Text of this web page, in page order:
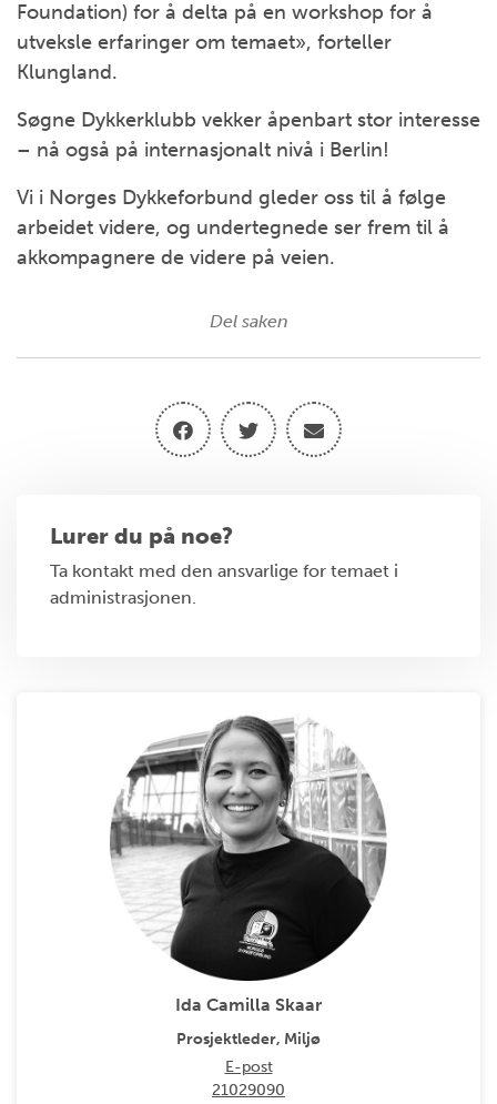
Foundation) for å delta på en workshop for å
utveksle erfaringer om temaet», forteller
Klungland.
Søgne Dykkerklubb vekker åpenbart stor interesse
– nå også på internasjonalt nivå i Berlin!
Vi i Norges Dykkeforbund gleder oss til å følge
arbeidet videre, og undertegnede ser frem til å
akkompagnere de videre på veien.
Del saken
Lurer du på noe?
Ta kontakt med den ansvarlige for temaet i
administrasjonen.
Ida Camilla Skaar
Prosjektleder, Miljø
E-post
21029090